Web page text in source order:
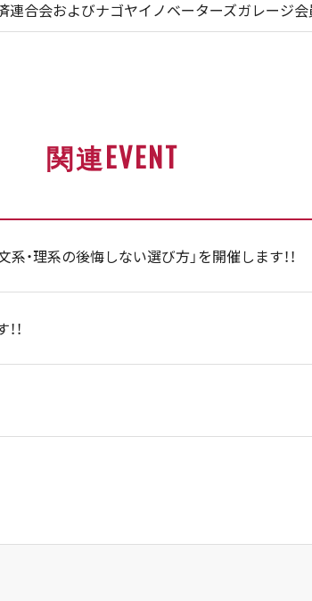
連合会およびナゴヤイノベーターズガレージ会
関連EVENT
・理系の後悔しない選び方」を開催します！！
！